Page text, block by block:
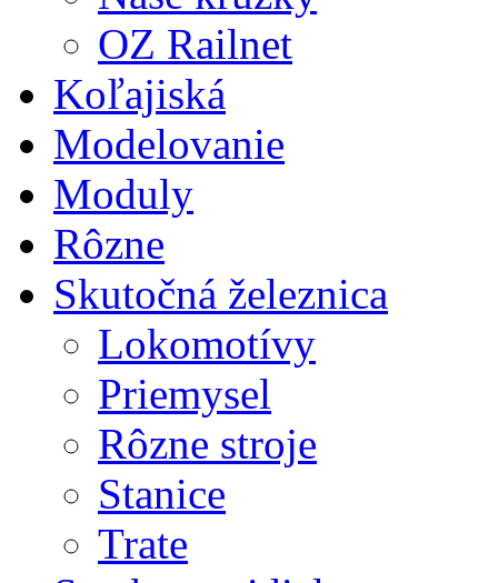
OZ Railnet
Koľajiská
Modelovanie
Moduly
Rôzne
Skutočná železnica
Lokomotívy
Priemysel
Rôzne stroje
Stanice
Trate